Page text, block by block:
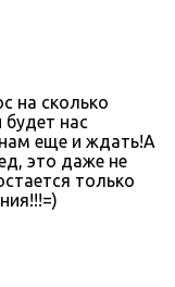
на сколько
будет нас
еще и ждать!А
это даже не
только